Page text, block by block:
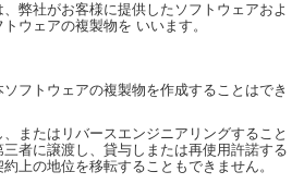
、弊社がお客様に提供したソフトウェアおよ
ウェアの複製物を いいます。
フトウェアの複製物を作成することはでき
またはリバースエンジニアリングすること
者に譲渡し、貸与しまたは再使用許諾する
上の地位を移転することもできません。